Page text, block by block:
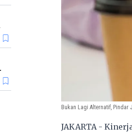
Bukan Lagi Alternatif, Pindar
JAKARTA -